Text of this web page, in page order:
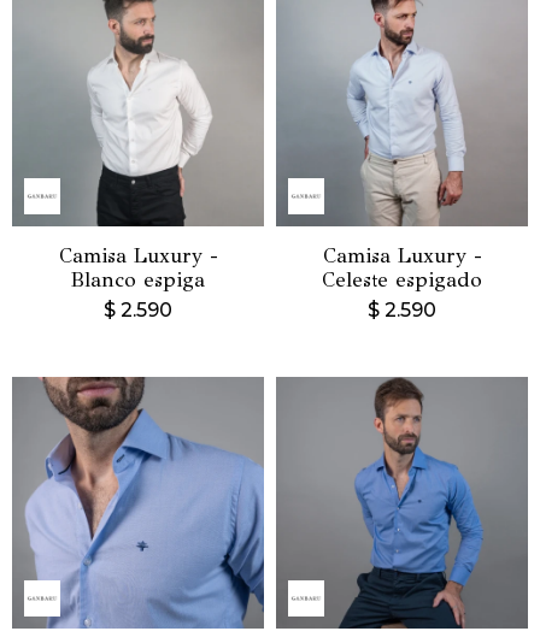
Camisa Luxury -
Blanco espiga
$ 2.590
Camisa Luxury -
Celeste espigado
$ 2.590